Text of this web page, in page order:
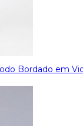
Bordado em